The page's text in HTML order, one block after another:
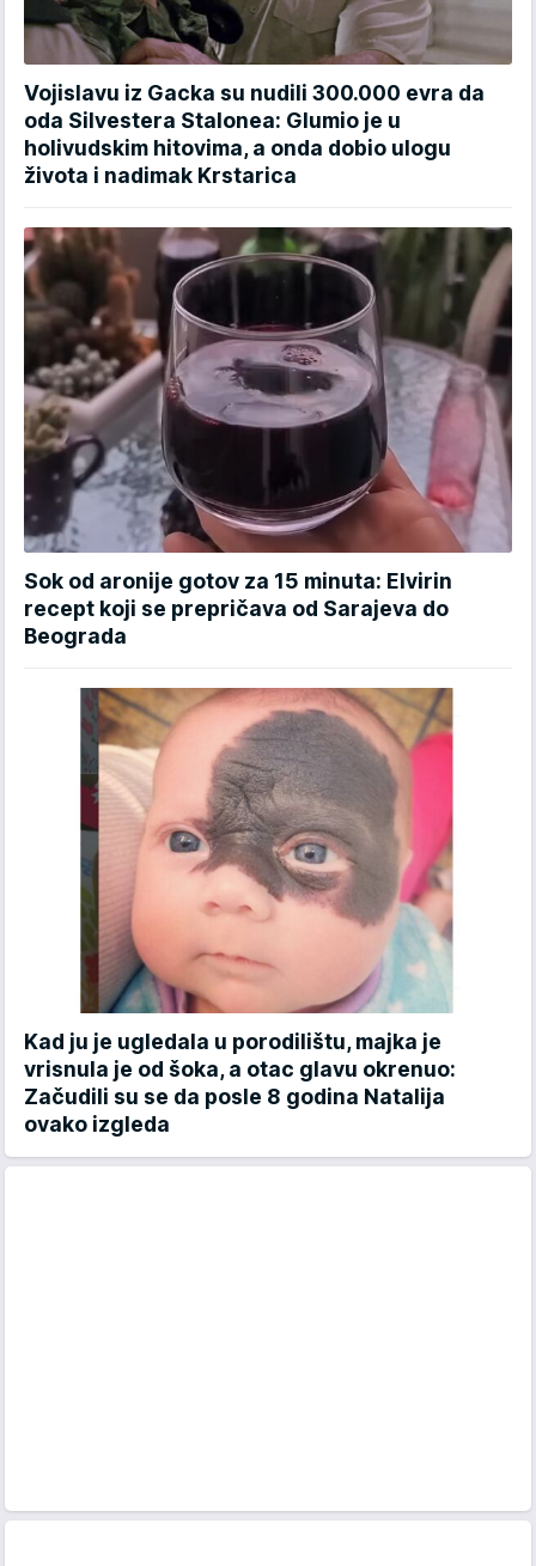
Vojislavu iz Gacka su nudili 300.000 evra da
oda Silvestera Stalonea: Glumio je u
holivudskim hitovima, a onda dobio ulogu
života i nadimak Krstarica
Sok od aronije gotov za 15 minuta: Elvirin
recept koji se prepričava od Sarajeva do
Beograda
Kad ju je ugledala u porodilištu, majka je
vrisnula je od šoka, a otac glavu okrenuo:
Začudili su se da posle 8 godina Natalija
ovako izgleda